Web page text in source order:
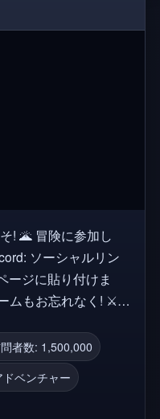
! 🌋 冒険に参加し
ージに貼り付けま
ムもお忘れなく! ⚔️
Discord Gunung
👤忘れず
ーして、最新のア
してください! 🔥
者数: 1,500,000
ベンチャー